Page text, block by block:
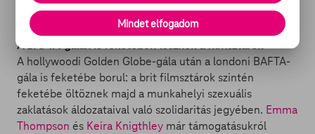
kiderül...
A BAFTA-gálán is feketében lesznek a filmsztárok
A hollywoodi Golden Globe-gála után a londoni BAFTA-
gála is feketébe borul: a brit filmsztárok szintén
feketébe öltöznek majd a munkahelyi szexuális
zaklatások áldozataival való szolidaritás jegyében. Emma
Thompson és Keira Knigthley már támogatásukról
Mindet elfogadom